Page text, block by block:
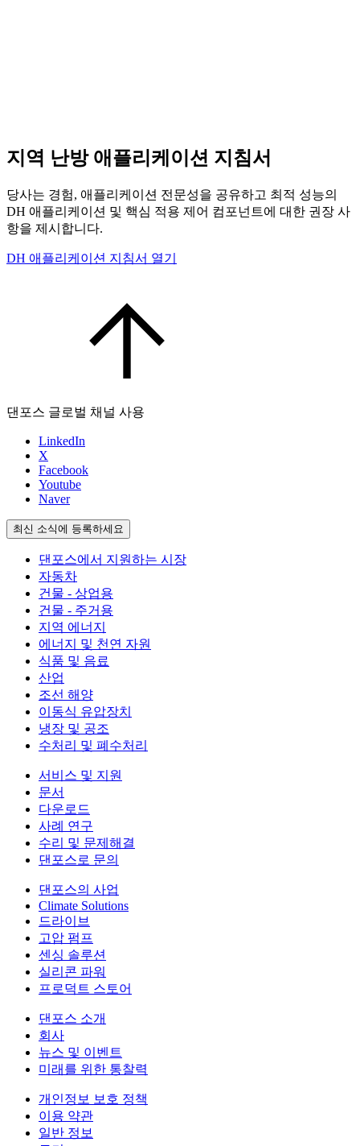
지역 난방 애플리케이션 지침서
당사는 경험, 애플리케이션 전문성을 공유하고 최적 성능의
DH 애플리케이션 및 핵심 적용 제어 컴포넌트에 대한 권장 사
항을 제시합니다.
DH 애플리케이션 지침서 열기
댄포스 글로벌 채널 사용
LinkedIn
X
Facebook
Youtube
Naver
최신 소식에 등록하세요
댄포스에서 지원하는 시장
자동차
건물 - 상업용
건물 - 주거용
지역 에너지
에너지 및 천연 자원
식품 및 음료
산업
조선 해양
이동식 유압장치
냉장 및 공조
수처리 및 폐수처리
서비스 및 지원
문서
다운로드
사례 연구
수리 및 문제해결
댄포스로 문의
댄포스의 사업
Climate Solutions
드라이브
고압 펌프
센싱 솔루션
실리콘 파워
프로덕트 스토어
댄포스 소개
회사
뉴스 및 이벤트
미래를 위한 통찰력
개인정보 보호 정책
이용 약관
일반 정보